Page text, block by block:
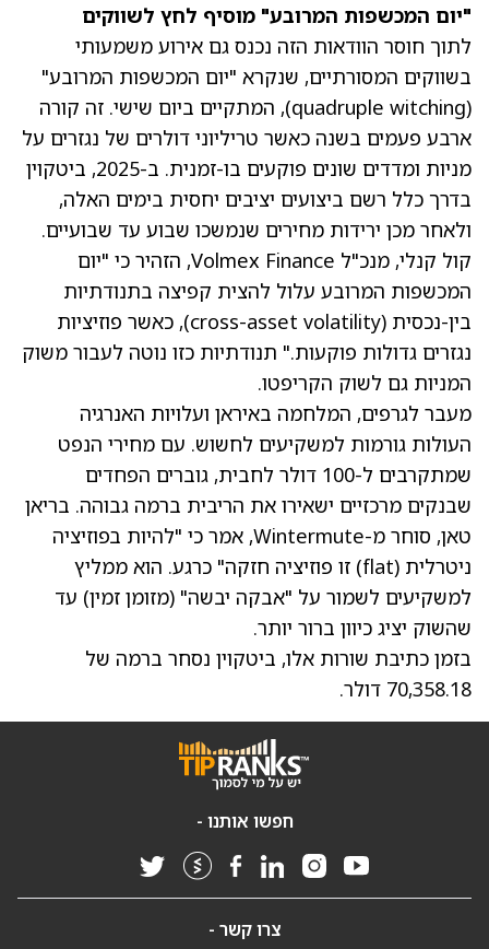
"יום המכשפות המרובע" מוסיף לחץ לשווקים
לתוך חוסר הוודאות הזה נכנס גם אירוע משמעותי
בשווקים המסורתיים, שנקרא "יום המכשפות המרובע"
(quadruple witching), המתקיים ביום שישי. זה קורה
ארבע פעמים בשנה כאשר טריליוני דולרים של נגזרים על
מניות ומדדים שונים פוקעים בו-זמנית. ב-2025, ביטקוין
בדרך כלל רשם ביצועים יציבים יחסית בימים האלה,
ולאחר מכן ירידות מחירים שנמשכו שבוע עד שבועיים.
קול קנלי, מנכ"ל Volmex Finance, הזהיר כי "יום
המכשפות המרובע עלול להצית קפיצה בתנודתיות
בין-נכסית (cross-asset volatility), כאשר פוזיציות
נגזרים גדולות פוקעות." תנודתיות כזו נוטה לעבור משוק
המניות גם לשוק הקריפטו.
מעבר לגרפים, המלחמה באיראן ועלויות האנרגיה
העולות גורמות למשקיעים לחשוש. עם מחירי הנפט
שמתקרבים ל-100 דולר לחבית, גוברים הפחדים
שבנקים מרכזיים ישאירו את הריבית ברמה גבוהה. בריאן
טאן, סוחר מ-Wintermute, אמר כי "להיות בפוזיציה
ניטרלית (flat) זו פוזיציה חזקה" כרגע. הוא ממליץ
למשקיעים לשמור על "אבקה יבשה" (מזומן זמין) עד
שהשוק יציג כיוון ברור יותר.
בזמן כתיבת שורות אלו, ביטקוין נסחר ברמה של
70,358.18 דולר.
חפשו אותנו -
צרו קשר -